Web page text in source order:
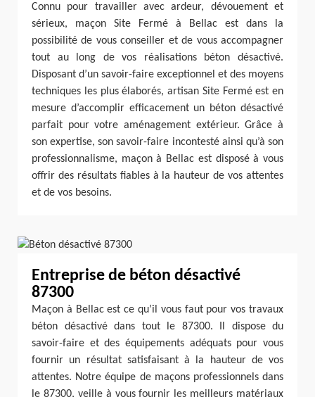
Connu pour travailler avec ardeur, dévouement et
sérieux, maçon Site Fermé à Bellac est dans la
possibilité de vous conseiller et de vous accompagner
tout au long de vos réalisations béton désactivé.
Disposant d’un savoir-faire exceptionnel et des moyens
techniques les plus élaborés, artisan Site Fermé est en
mesure d’accomplir efficacement un béton désactivé
parfait pour votre aménagement extérieur. Grâce à
son expertise, son savoir-faire incontesté ainsi qu’à son
professionnalisme, maçon à Bellac est disposé à vous
offrir des résultats fiables à la hauteur de vos attentes
et de vos besoins.
Entreprise de béton désactivé
87300
Maçon à Bellac est ce qu’il vous faut pour vos travaux
béton désactivé dans tout le 87300. Il dispose du
savoir-faire et des équipements adéquats pour vous
fournir un résultat satisfaisant à la hauteur de vos
attentes. Notre équipe de maçons professionnels dans
le 87300, veille à vous fournir les meilleurs matériaux